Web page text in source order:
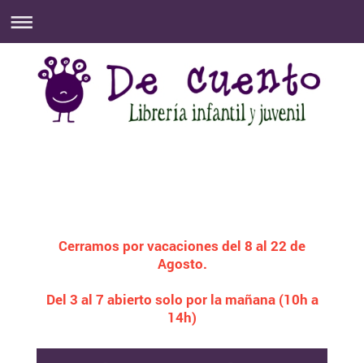
Cerramos por vacaciones del 8 al 22 de
Agosto.
Del 3 al 7 abierto solo por la mañana (10h a
14h)